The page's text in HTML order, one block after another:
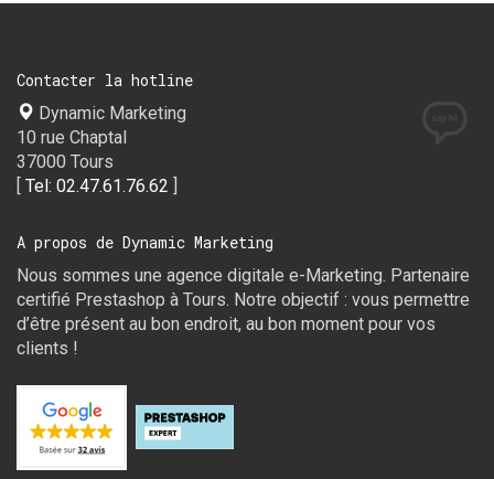
Contacter la hotline
Dynamic Marketing
10 rue Chaptal
37000 Tours
[ Tel: 02.47.61.76.62 ]
A propos de Dynamic Marketing
Nous sommes une agence digitale e-Marketing. Partenaire
certifié Prestashop à Tours. Notre objectif : vous permettre
d’être présent au bon endroit, au bon moment pour vos
clients !